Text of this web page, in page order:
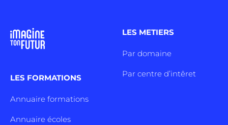
LES FORMATIONS
Annuaire formations
Annuaire écoles
LES METIERS
Par domaine
Par centre d’intêret